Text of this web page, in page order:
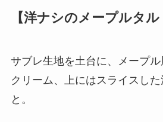
【洋ナシのメープルタ
サブレ生地を土台に、メープ
クリーム、上にはスライスし
と。